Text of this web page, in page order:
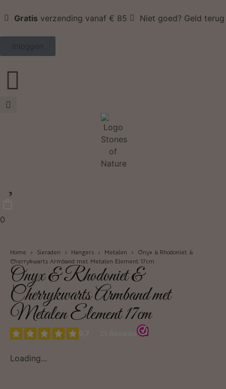
Gratis verzending vanaf € 85 Niet goed? Geld terug
Inloggen
0
Home › Sieraden › Hangers › Metalen › Onyx & Rhodoniet &
Cherrykwarts Armband met Metalen Element 17cm
Onyx & Rhodoniet &
Cherrykwarts Armband met
Metalen Element 17cm
Loading...